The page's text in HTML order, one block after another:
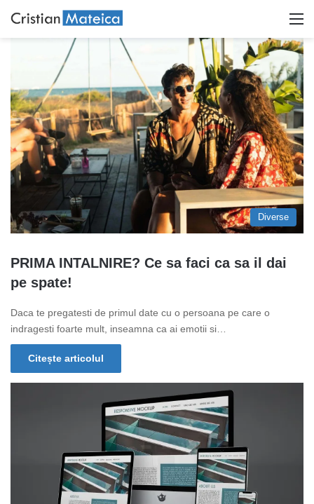
Diverse
PRIMA INTALNIRE? Ce sa faci ca sa il dai
pe spate!
Daca te pregatesti de primul date cu o persoana pe care o
indragesti foarte mult, inseamna ca ai emotii si…
Citește articolul